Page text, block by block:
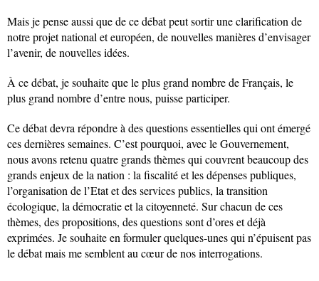
Mais je pense aussi que de ce débat peut sortir une clarification de
notre projet national et européen, de nouvelles manières d’envisager
l’avenir, de nouvelles idées.
À ce débat, je souhaite que le plus grand nombre de Français, le
plus grand nombre d’entre nous, puisse participer.
Ce débat devra répondre à des questions essentielles qui ont émergé
ces dernières semaines. C’est pourquoi, avec le Gouvernement,
nous avons retenu quatre grands thèmes qui couvrent beaucoup des
grands enjeux de la nation : la fiscalité et les dépenses publiques,
l’organisation de l’Etat et des services publics, la transition
écologique, la démocratie et la citoyenneté. Sur chacun de ces
thèmes, des propositions, des questions sont d’ores et déjà
exprimées. Je souhaite en formuler quelques-unes qui n’épuisent pas
le débat mais me semblent au cœur de nos interrogations.